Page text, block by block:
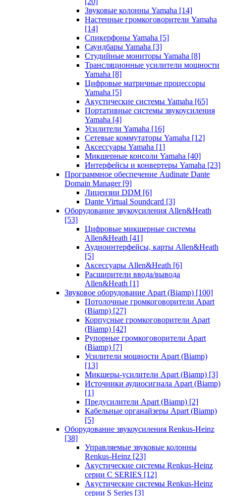
Звуковые колонны Yamaha [14]
Настенные громкоговорители Yamaha
[14]
Спикерфоны Yamaha [5]
Саундбары Yamaha [3]
Студийные мониторы Yamaha [8]
Трансляционные усилители мощности
Yamaha [8]
Цифровые матричные процессоры
Yamaha [5]
Акустические системы Yamaha [65]
Портативные системы звукоусиления
Yamaha [4]
Усилители Yamaha [16]
Сетевые коммутаторы Yamaha [12]
Аксессуары Yamaha [1]
Микшерные консоли Yamaha [40]
Интерфейсы и конвертеры Yamaha [23]
Программное обеспечение Audinate Dante
Domain Manager [9]
Лицензии DDM [6]
Dante Virtual Soundcard [3]
Оборудование звукоусиления Allen&Heath
[53]
Цифровые микшерные системы
Allen&Heath [41]
Аудиоинтерфейсы, карты Allen&Heath
[5]
Аксессуары Allen&Heath [6]
Расширители ввода/вывода
Allen&Heath [1]
Звуковое оборудование Apart (Biamp) [100]
Потолочные громкоговорители Apart
(Biamp) [27]
Корпусные громкоговорители Apart
(Biamp) [42]
Рупорные громкоговорители Apart
(Biamp) [7]
Усилители мощности Apart (Biamp)
[13]
Микшеры-усилители Apart (Biamp) [3]
Источники аудиосигнала Apart (Biamp)
[1]
Предусилители Apart (Biamp) [2]
Кабельные органайзеры Apart (Biamp)
[5]
Оборудование звукоусиления Renkus-Heinz
[38]
Управляемые звуковые колонны
Renkus-Heinz [23]
Акустические системы Renkus-Heinz
серии C SERIES [12]
Акустические системы Renkus-Heinz
серии S Series [3]